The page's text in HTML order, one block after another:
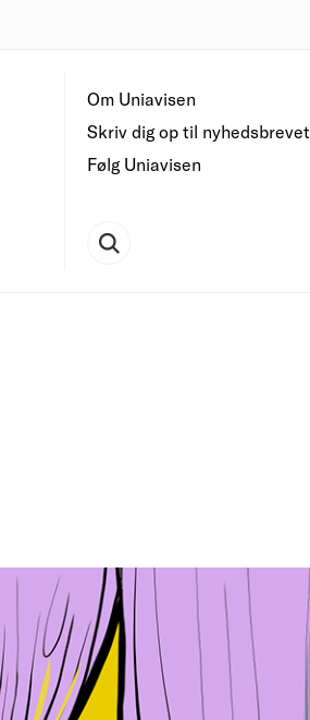
Om Uniavisen
Skriv dig op til nyhedsbrevet
Følg Uniavisen